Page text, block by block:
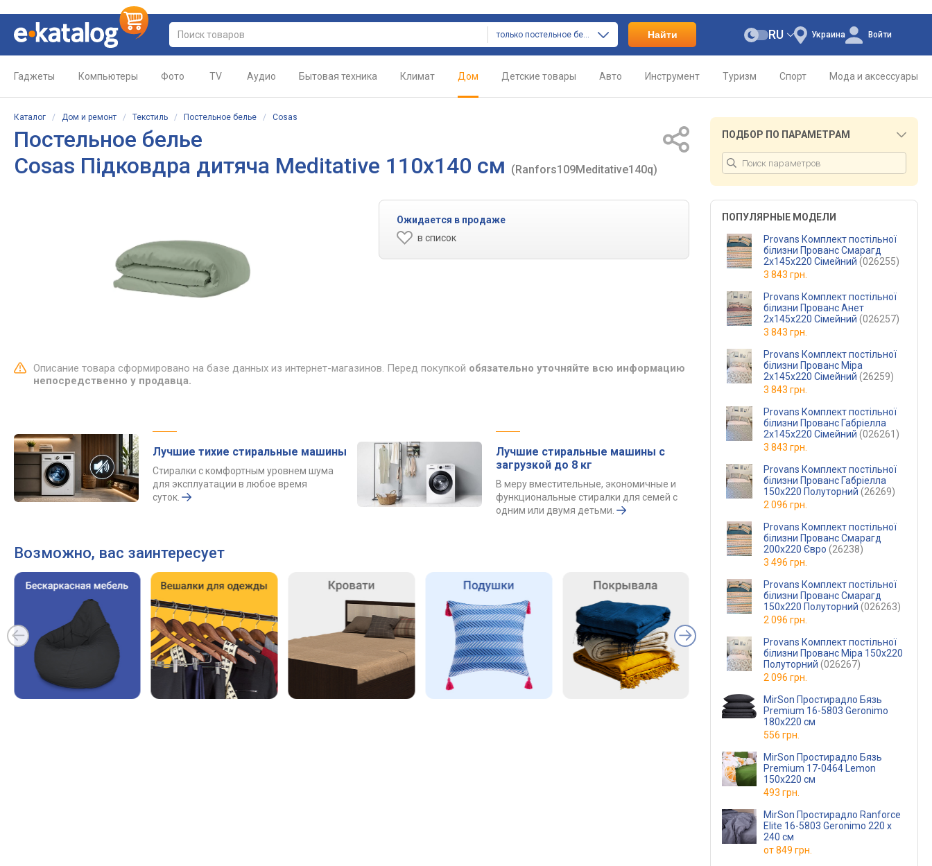
только постельное белье Найти Украина
RU Войти
Гаджеты Компьютеры Фото TV Аудио Бытовая техника Климат Дом Детские товары Авто Инструмент Туризм Спорт Мода и аксессуары
Каталог / Дом и ремонт / Текстиль / Постельное белье / Cosas
Постельное белье
Cosas Підковдра дитяча Meditative 110х140 см (Ranfors109Meditative140q)
Ожидается в продаже
в список
Описание товара сформировано на базе данных из интернет-магазинов. Перед покупкой обязательно уточняйте всю информацию
непосредственно у продавца.
Лучшие тихие стиральные машины
Стиралки с комфортным уровнем шума
для эксплуатации в любое время
суток.
Лучшие стиральные машины с
загрузкой до 8 кг
В меру вместительные, экономичные и
функциональные стиралки для семей с
одним или двумя детьми.
Возможно, вас заинтересует
ПОДБОР ПО ПАРАМЕТРАМ
ПОПУЛЯРНЫЕ МОДЕЛИ
Provans Комплект постільної
білизни Прованс Смарагд
2х145х220 Сімейний (026255)
3 843 грн.
Provans Комплект постільної
білизни Прованс Анет
2х145х220 Сімейний (026257)
3 843 грн.
Provans Комплект постільної
білизни Прованс Міра
2х145х220 Сімейний (26259)
3 843 грн.
Provans Комплект постільної
білизни Прованс Габріелла
2х145х220 Сімейний (026261)
3 843 грн.
Provans Комплект постільної
білизни Прованс Габріелла
150х220 Полуторний (26269)
2 096 грн.
Provans Комплект постільної
білизни Прованс Смарагд
200х220 Євро (26238)
3 496 грн.
Provans Комплект постільної
білизни Прованс Смарагд
150х220 Полуторний (026263)
2 096 грн.
Provans Комплект постільної
білизни Прованс Міра 150х220
Полуторний (026267)
2 096 грн.
MirSon Простирадло Бязь
Premium 16-5803 Geronimo
180х220 см
556 грн.
MirSon Простирадло Бязь
Premium 17-0464 Lemon
150х220 см
493 грн.
MirSon Простирадло Ranforce
Elite 16-5803 Geronimo 220 х
240 см
от849 грн.